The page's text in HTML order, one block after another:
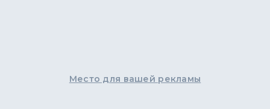
Место для вашей рекламы